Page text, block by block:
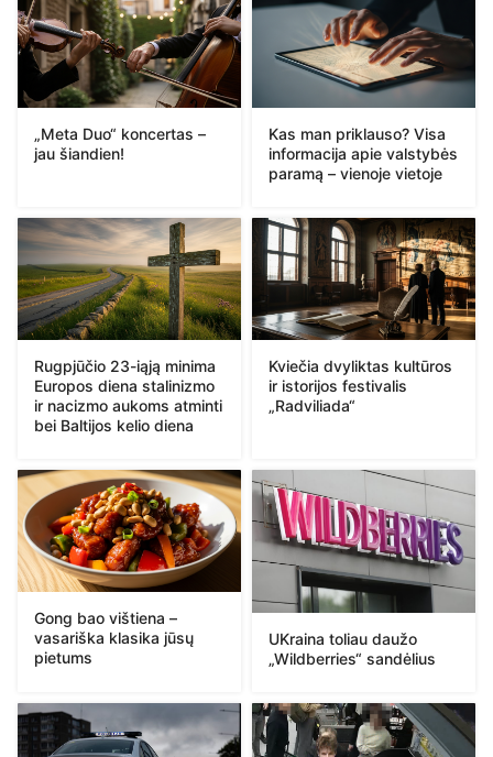
„Meta Duo“ koncertas –
jau šiandien!
Kas man priklauso? Visa
informacija apie valstybės
paramą – vienoje vietoje
Rugpjūčio 23-iąją minima
Europos diena stalinizmo
ir nacizmo aukoms atminti
bei Baltijos kelio diena
Kviečia dvyliktas kultūros
ir istorijos festivalis
„Radviliada“
Gong bao vištiena –
vasariška klasika jūsų
pietums
UKraina toliau daužo
„Wildberries“ sandėlius